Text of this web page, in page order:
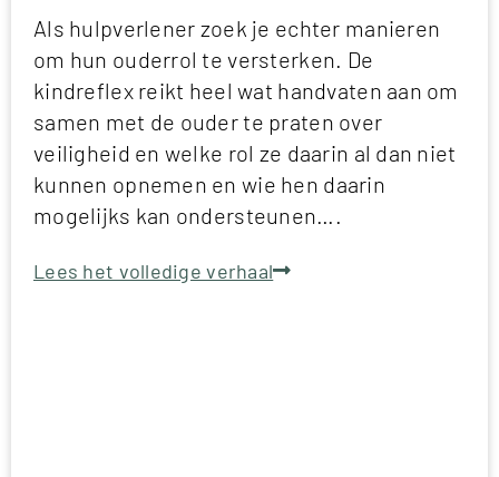
Als hulpverlener zoek je echter manieren
om hun ouderrol te versterken. De
kindreflex reikt heel wat handvaten aan om
samen met de ouder te praten over
veiligheid en welke rol ze daarin al dan niet
kunnen opnemen en wie hen daarin
mogelijks kan ondersteunen….
Lees het volledige verhaal